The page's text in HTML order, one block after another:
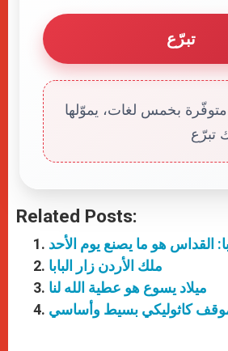
تبرّع
بخمس لغات، يموّلها
تبرّع
Related Posts:
القداس هو ما يصنع يوم الأحد
ملك الأردن زار البابا
ميلاد يسوع هو عطية الله لنا
موقف كاثوليكي بسيط وأساسي